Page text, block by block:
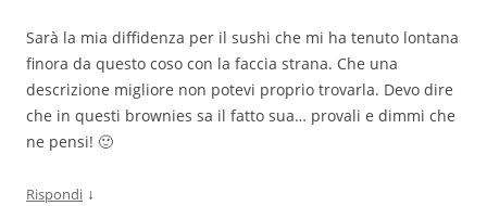
Sarà la mia diffidenza per il sushi che mi ha tenuto lontana
finora da questo coso con la faccia strana. Che una
descrizione migliore non potevi proprio trovarla. Devo dire
che in questi brownies sa il fatto sua… provali e dimmi che
ne pensi! 🙂
Rispondi ↓